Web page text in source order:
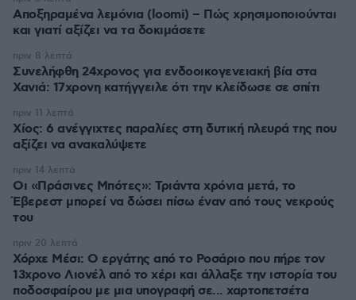
Αποξηραμένα λεμόνια (loomi) – Πώς χρησιμοποιούνται
και γιατί αξίζει να τα δοκιμάσετε
Συνελήφθη 24χρονος για ενδοοικογενειακή βία στα
Χανιά: 17χρονη κατήγγειλε ότι την κλείδωσε σε σπίτι
πριν 8 λεπτά
Χίος: 6 ανέγγιχτες παραλίες στη δυτική πλευρά της που
αξίζει να ανακαλύψετε
πριν 11 λεπτά
Οι «Πράσινες Μπότες»: Τριάντα χρόνια μετά, το
Έβερεστ μπορεί να δώσει πίσω έναν από τους νεκρούς
του
πριν 14 λεπτά
Χόρχε Μέσι: Ο εργάτης από το Ροσάριο που πήρε τον
13χρονο Λιονέλ από το χέρι και άλλαξε την ιστορία του
ποδοσφαίρου με μια υπογραφή σε... χαρτοπετσέτα
πριν 20 λεπτά